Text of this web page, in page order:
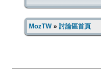
MozTW» 討論區首頁